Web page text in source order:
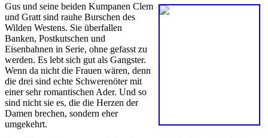
Gus und seine beiden Kumpanen Clem
und Gratt sind rauhe Burschen des
Wilden Westens. Sie überfallen
Banken, Postkutschen und
Eisenbahnen in Serie, ohne gefasst zu
werden. Es lebt sich gut als Gangster.
Wenn da nicht die Frauen wären, denn
die drei sind echte Schwerenöter mit
einer sehr romantischen Ader. Und so
sind nicht sie es, die die Herzen der
Damen brechen, sondern eher
umgekehrt.